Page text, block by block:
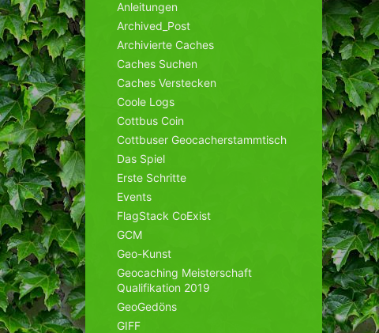
Anleitungen
Archived_Post
Archivierte Caches
Caches Suchen
Caches Verstecken
Coole Logs
Cottbus Coin
Cottbuser Geocacherstammtisch
Das Spiel
Erste Schritte
Events
FlagStack CoExist
GCM
Geo-Kunst
Geocaching Meisterschaft
Qualifikation 2019
GeoGedöns
GIFF